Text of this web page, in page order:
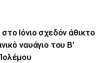
Ιόνιο σχεδόν άθικτο
ναυάγιο του Β’